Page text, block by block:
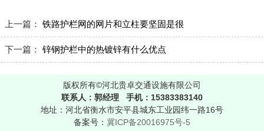
上一篇：铁路护栏网的网片和立柱要坚固是很
下一篇：锌钢护栏中的热镀锌有什么优点
版权所有©河北贵卓交通设施有限公司
联系人：郭经理 手机：15383383140
地址：河北省衡水市安平县城东工业园纬一路16号
备案号： 冀ICP备20016975号-5